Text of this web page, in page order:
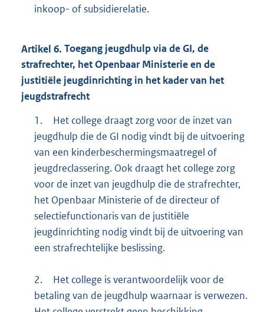
inkoop- of subsidierelatie.
Artikel 6. Toegang jeugdhulp via de GI, de
strafrechter, het Openbaar Ministerie en de
justitiële jeugdinrichting in het kader van het
jeugdstrafrecht
1.
Het college draagt zorg voor de inzet van
jeugdhulp die de GI nodig vindt bij de uitvoering
van een kinderbeschermingsmaatregel of
jeugdreclassering. Ook draagt het college zorg
voor de inzet van jeugdhulp die de strafrechter,
het Openbaar Ministerie of de directeur of
selectiefunctionaris van de justitiële
jeugdinrichting nodig vindt bij de uitvoering van
een strafrechtelijke beslissing.
2.
Het college is verantwoordelijk voor de
betaling van de jeugdhulp waarnaar is verwezen.